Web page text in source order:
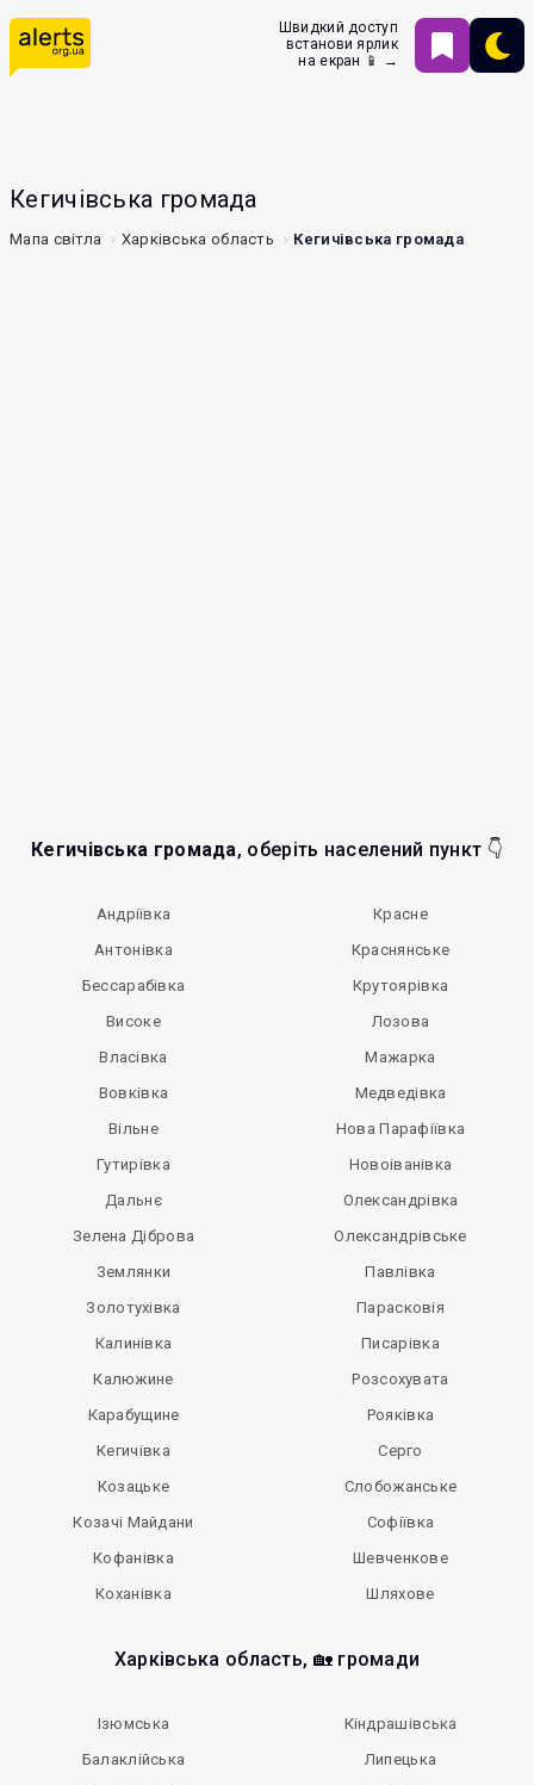
Швидкий доступ
встанови ярлик
на екран 📱 →
Кегичівська громада
Мапа світла Харківська область Кегичівська громада
Кегичівська громада, оберіть населений пункт 👇
Андріївка
Антонівка
Бессарабівка
Високе
Власівка
Вовківка
Вільне
Гутирівка
Дальнє
Зелена Діброва
Землянки
Золотухівка
Калинівка
Калюжине
Карабущине
Кегичівка
Козацьке
Козачі Майдани
Кофанівка
Коханівка
Красне
Краснянське
Крутоярівка
Лозова
Мажарка
Медведівка
Нова Парафіївка
Новоіванівка
Олександрівка
Олександрівське
Павлівка
Парасковія
Писарівка
Розсохувата
Рояківка
Серго
Слобожанське
Софіївка
Шевченкове
Шляхове
Харківська область, 🏡 громади
Ізюмська
Балаклійська
Кіндрашівська
Липецька